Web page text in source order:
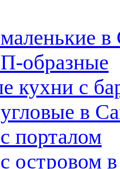
в
образные
кухни с
в
порталом
островом